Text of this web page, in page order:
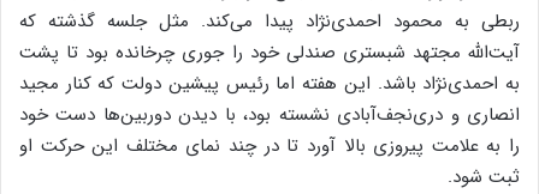
ربطی به محمود احمدی‌نژاد پیدا می‌کند. مثل جلسه گذشته که
آیت‌الله مجتهد شبستری صندلی خود را جوری چرخانده بود تا پشت
به احمدی‌نژاد باشد. این هفته اما رئیس پیشین دولت که کنار مجید
انصاری و دری‌نجف‌آبادی نشسته بود، با دیدن دوربین‌ها دست خود
را به علامت پیروزی بالا آورد تا در چند نمای مختلف این حرکت او
ثبت شود.